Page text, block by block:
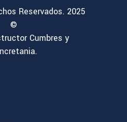
Reservados. 2025
©
Cumbres y